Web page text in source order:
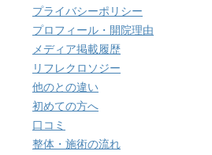
プライバシーポリシー
プロフィール・開院理由
メディア掲載履歴
リフレクロソジー
他のとの違い
初めての方へ
口コミ
整体・施術の流れ